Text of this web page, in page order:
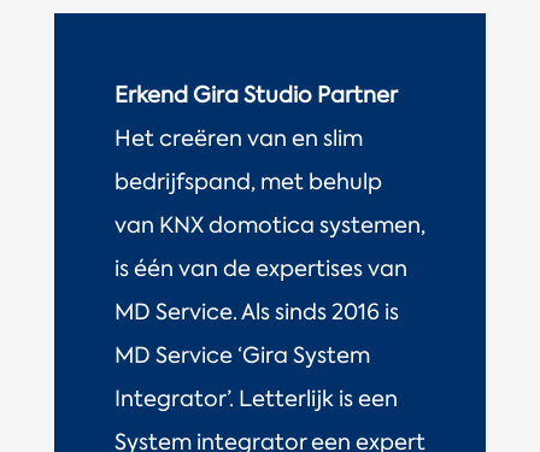
Erkend Gira Studio Partner
Het creëren van en slim
bedrijfspand, met behulp
van KNX domotica systemen,
is één van de expertises van
MD Service. Als sinds 2016 is
MD Service ‘Gira System
Integrator’. Letterlijk is een
System integrator een expert